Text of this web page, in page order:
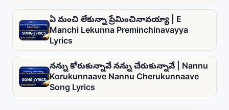
ఏ మంచి లేకున్నా ప్రేమించినావయ్యా | E
Manchi Lekunna Preminchinavayya
Lyrics
నన్ను కోరుకున్నావే నన్ను చేరుకున్నావే | Nannu
Korukunnaave Nannu Cherukunnaave
Song Lyrics